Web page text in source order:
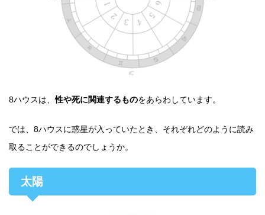
8ハウスは、性や死に関連するものをあらわしています。
では、8ハウスに惑星が入っていたとき、それぞれどのように読み
取ることができるのでしょうか。
太陽